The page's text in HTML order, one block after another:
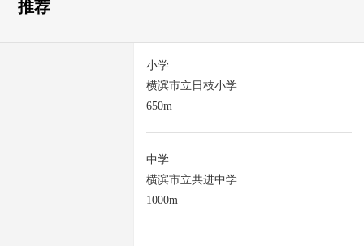
推荐
小学
横滨市立日枝小学
650m
中学
横滨市立共进中学
1000m